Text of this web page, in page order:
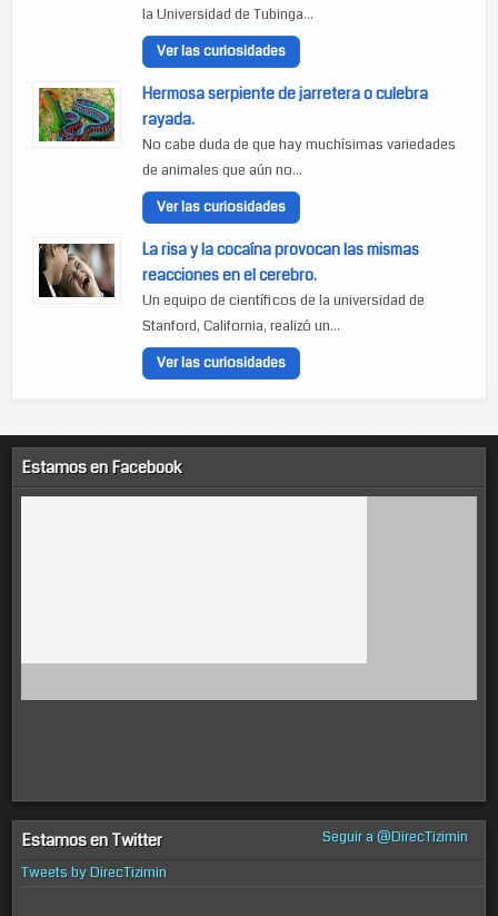
la Universidad de Tubinga...
Ver las curiosidades
Hermosa serpiente de jarretera o culebra
rayada.
No cabe duda de que hay muchísimas variedades
de animales que aún no...
Ver las curiosidades
La risa y la cocaína provocan las mismas
reacciones en el cerebro.
Un equipo de científicos de la universidad de
Stanford, California, realizó un...
Ver las curiosidades
Estamos en Facebook
Estamos en Twitter
Seguir a @DirecTizimin
Tweets by DirecTizimin